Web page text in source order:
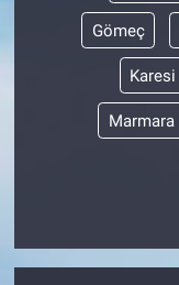
Gömeç
Karesi
Marmara